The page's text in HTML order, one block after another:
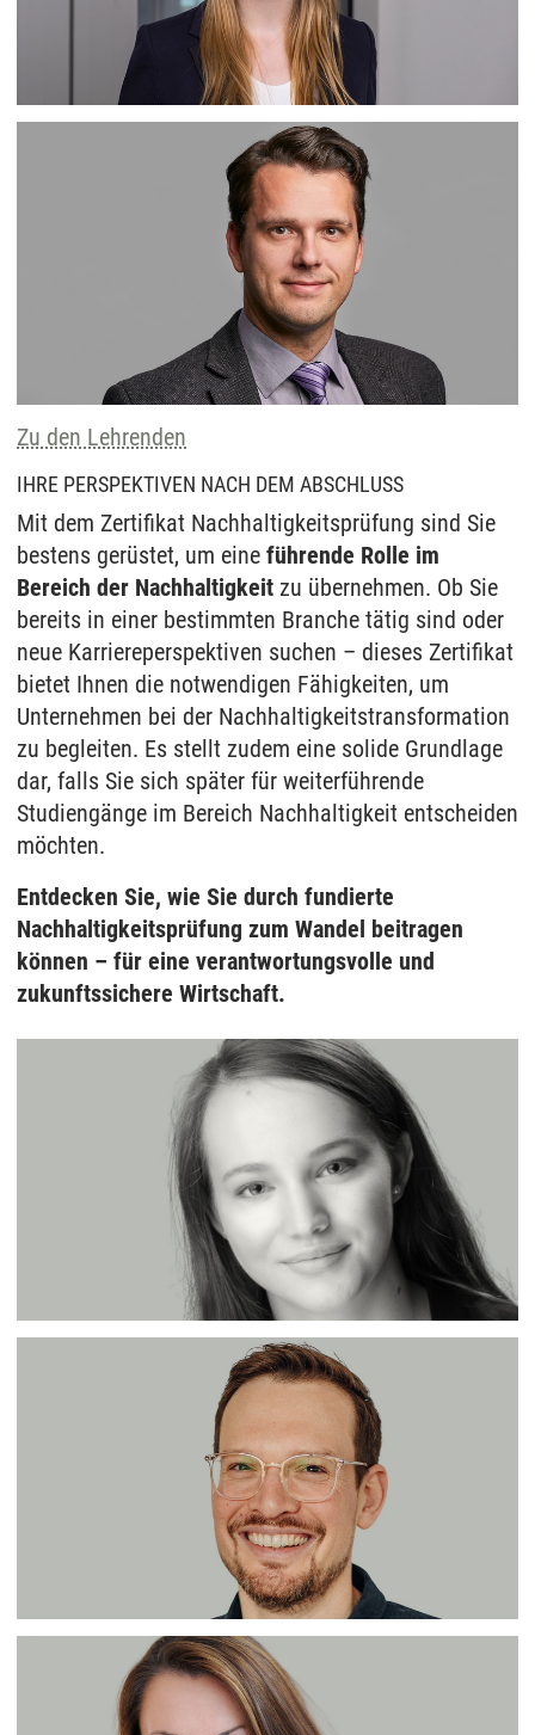
Zu den Lehrenden
IHRE PERSPEKTIVEN NACH DEM ABSCHLUSS
Mit dem Zertifikat Nachhaltigkeitsprüfung sind Sie
bestens gerüstet, um eine führende Rolle im
Bereich der Nachhaltigkeit zu übernehmen. Ob Sie
bereits in einer bestimmten Branche tätig sind oder
neue Karriereperspektiven suchen – dieses Zertifikat
bietet Ihnen die notwendigen Fähigkeiten, um
Unternehmen bei der Nachhaltigkeitstransformation
zu begleiten. Es stellt zudem eine solide Grundlage
dar, falls Sie sich später für weiterführende
Studiengänge im Bereich Nachhaltigkeit entscheiden
möchten.
Entdecken Sie, wie Sie durch fundierte
Nachhaltigkeitsprüfung zum Wandel beitragen
können – für eine verantwortungsvolle und
zukunftssichere Wirtschaft.